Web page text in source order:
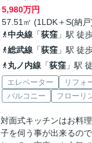
5,980万円
57.51㎡ (1LDK＋S(納
中央線「荻窪」駅 徒
総武線「荻窪」駅 徒
丸ノ内線「荻窪」駅
エレベーター リフォ
バルコニー
フローリ
対面式キッチンはお料
子を伺う事が出来るの